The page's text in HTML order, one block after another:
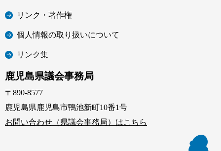
リンク・著作権
個人情報の取り扱いについて
リンク集
鹿児島県議会事務局
〒890-8577
鹿児島県鹿児島市鴨池新町10番1号
お問い合わせ（県議会事務局）はこちら